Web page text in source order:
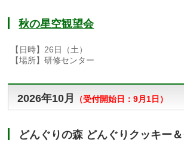
秋の星空観望会
【日時】26日（土）
【場所】研修センター
2026年10月 （受付開始日：9月1日）
どんぐりの森 どんぐりクッキー